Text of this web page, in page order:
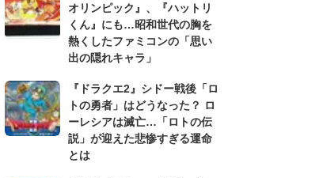
オリンピック』、『ハットリ
くん』にも…昭和世代の胸を
熱くしたファミコンの「思い
出の隠れキャラ」
『ドラクエ2』シドー戦後「ロ
トの勇者」はどうなった？ ロ
ーレシアは滅亡…「ロトの伝
説」が迎えた悲惨すぎる運命
とは